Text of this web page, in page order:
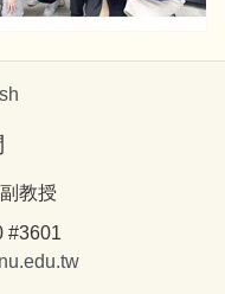
教授
#3601